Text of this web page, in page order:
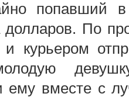
попавший
По
и курьером
ему вместе с